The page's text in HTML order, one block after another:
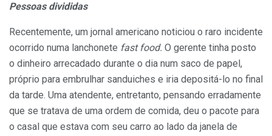
Pessoas divididas
Recentemente, um jornal americano noticiou o raro incidente
ocorrido numa lanchonete fast food. O gerente tinha posto
o dinheiro arrecadado durante o dia num saco de papel,
próprio para embrulhar sanduiches e iria depositá-lo no final
da tarde. Uma atendente, entretanto, pensando erradamente
que se tratava de uma ordem de comida, deu o pacote para
o casal que estava com seu carro ao lado da janela de